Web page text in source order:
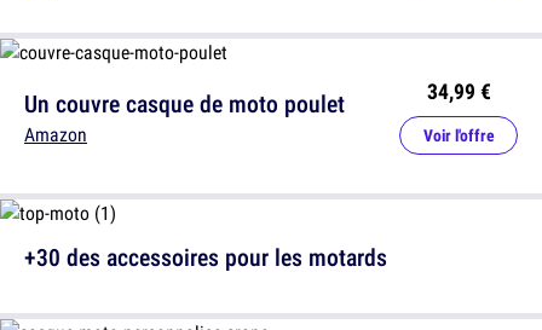
Un couvre casque de moto poulet
Amazon
34,99 €
Voir l'offre
+30 des accessoires pour les motards